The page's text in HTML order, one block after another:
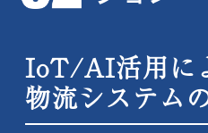
IoT/AI活用に
物流システム